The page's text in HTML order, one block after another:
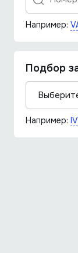
Например:
Подбор
Например: